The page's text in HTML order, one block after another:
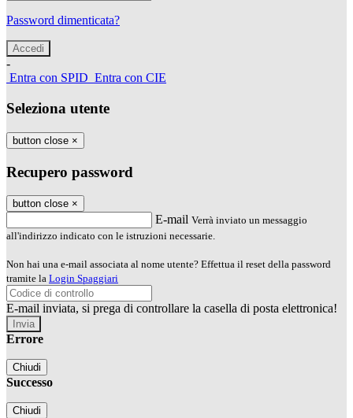
Password dimenticata?
-
Entra con SPID Entra con CIE
Seleziona utente
button close ×
Recupero password
button close ×
E-mail Verrà inviato un messaggio
all'indirizzo indicato con le istruzioni necessarie.
Non hai una e-mail associata al nome utente? Effettua il reset della password
tramite la Login Spaggiari
E-mail inviata, si prega di controllare la casella di posta elettronica!
Errore
Chiudi
Successo
Chiudi